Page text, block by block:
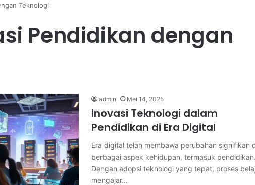
Teknologi
Pendidikan dengan
admin Mei 14, 2025
Inovasi Teknologi dalam
Pendidikan di Era Digital
Era digital telah membawa perubahan signifikan
berbagai aspek kehidupan, termasuk pendidikan.
Dengan adopsi teknologi yang tepat, proses
mengajar…